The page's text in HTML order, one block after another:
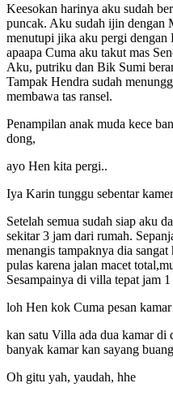
Keesokan harinya aku sudah
puncak. Aku sudah ijin dengan
menutupi jika aku pergi dengan
apaapa Cuma aku takut mas
Aku, putriku dan Bik Sumi
Tampak Hendra sudah
membawa tas ransel.
Penampilan anak muda kece
dong,
ayo Hen kita pergi..
Iya Karin tunggu sebentar
Setelah semua sudah siap aku
sekitar 3 jam dari rumah.
menangis tampaknya dia
pulas karena jalan macet
Sesampainya di villa tepat jam
loh Hen kok Cuma pesan kamar
kan satu Villa ada dua kamar di
banyak kamar kan sayang
Oh gitu yah, yaudah, hhe